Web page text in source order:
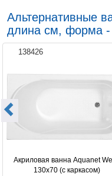
Альтернативные
длина см, форма -
138426
Акриловая ванна Aquanet
130x70 (с каркасом)